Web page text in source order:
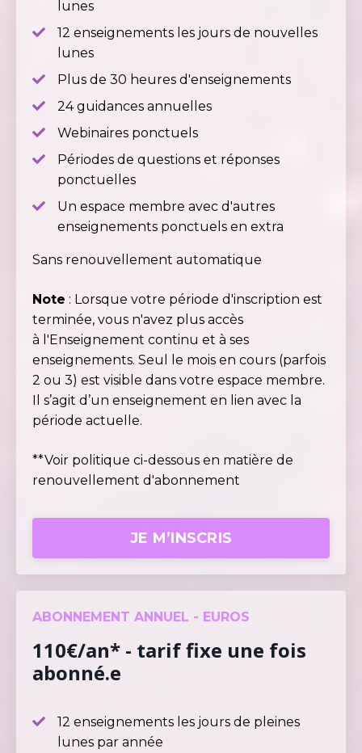
lunes
12 enseignements les jours de nouvelles
lunes
Plus de 30 heures d'enseignements
24 guidances annuelles
Webinaires ponctuels
Périodes de questions et réponses
ponctuelles
Un espace membre avec d'autres
enseignements ponctuels en extra
Sans renouvellement automatique
Note : Lorsque votre période d'inscription est
terminée, vous n'avez plus accès
à l'Enseignement continu et à ses
enseignements. Seul le mois en cours (parfois
2 ou 3) est visible dans votre espace membre.
Il s’agit d’un enseignement en lien avec la
période actuelle.
**Voir politique ci-dessous en matière de
renouvellement d'abonnement
JE M’INSCRIS
ABONNEMENT ANNUEL - EUROS
110€/an* - tarif fixe une fois
abonné.e
12 enseignements les jours de pleines
lunes par année